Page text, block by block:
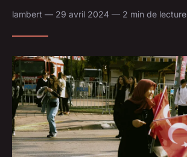
lambert — 29 avril 2024 — 2 min de lecture